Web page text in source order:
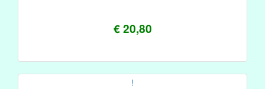
€ 20,80
!